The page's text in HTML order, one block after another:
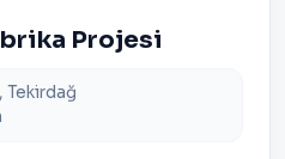
Projesi
Tekirdağ